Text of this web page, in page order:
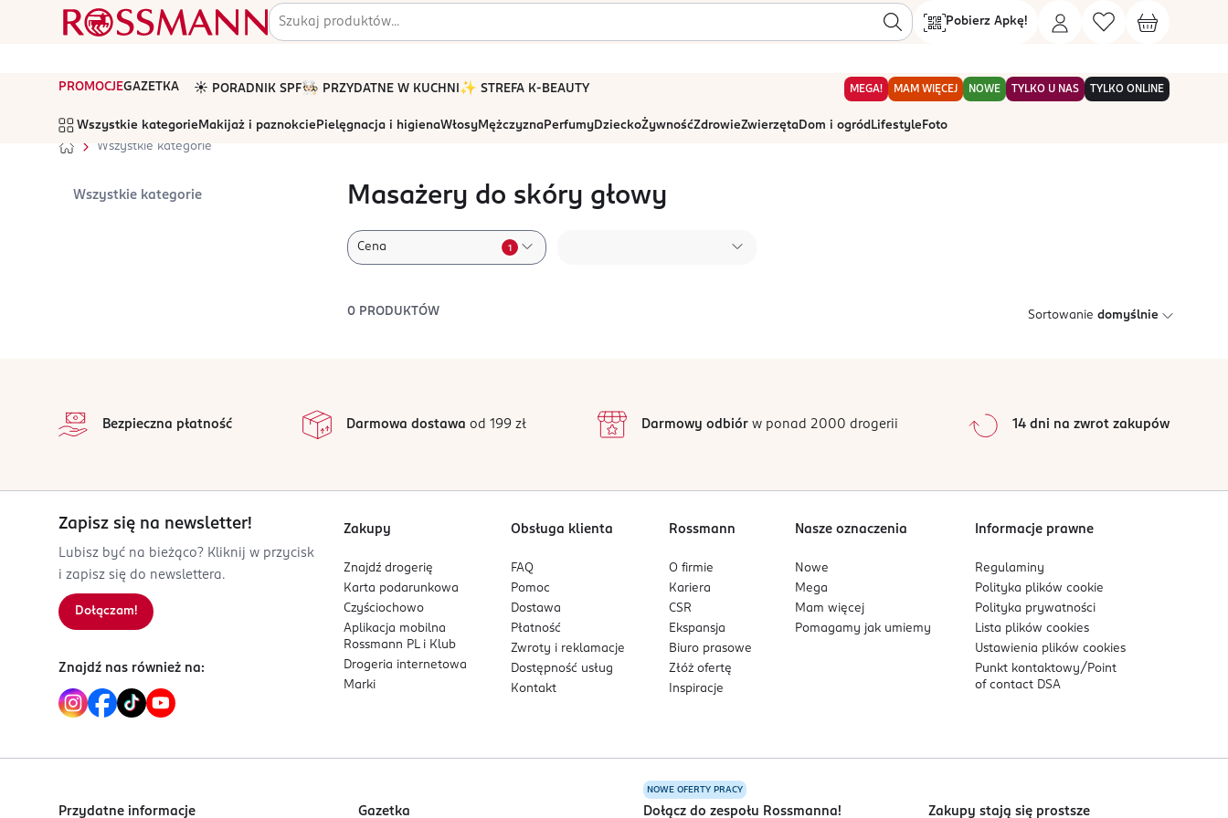
Pobierz Apkę!
PROMOCJEGAZETKA ☀️ PORADNIK SPF🧑🏻‍🍳 PRZYDATNE W KUCHNI ✨ STREFA K-BEAUTY MEGA! MAM WIĘCEJ NOWE TYLKO U NAS TYLKO ONLINE
Wszystkie kategorie Makijaż i paznokcie Pielęgnacja i higienaWłosyMężczyznaPerfumyDzieckoŻywnośćZdrowieZwierzętaDom i ogród Lifestyle Foto
Wszystkie kategorie
Wszystkie kategorie Masażery do skóry głowy
Cena 1
0 PRODUKTÓW Sortowanie domyślnie
Bezpieczna płatność Darmowa dostawa od 199 zł Darmowy odbiórw ponad 2000 drogerii 14 dni na zwrot zakupów
Zapisz się na newsletter!
Lubisz być na bieżąco? Kliknij w przycisk
i zapisz się do newslettera.
Dołączam!
Znajdź nas również na:
Zakupy
Znajdź drogerię
Karta podarunkowa
Czyściochowo
Aplikacja mobilna
Rossmann PL i Klub
Drogeria internetowa
Marki
Obsługa klienta
FAQ
Pomoc
Dostawa
Płatność
Zwroty i reklamacje
Dostępność usług
Kontakt
Rossmann
O firmie
Kariera
CSR
Ekspansja
Biuro prasowe
Złóż ofertę
Inspiracje
Nasze oznaczenia
Nowe
Mega
Mam więcej
Pomagamy jak umiemy
Informacje prawne
Regulaminy
Polityka plikówcookie
Polityka prywatności
Lista plikówcookies
Ustawienia plikówcookies
Punkt kontaktowy/ Point
of contact DSA
Przydatne informacje Gazetka
NOWE OFERTY PRACY
Dołącz do zespołu Rossmanna! Zakupy stają się prostsze